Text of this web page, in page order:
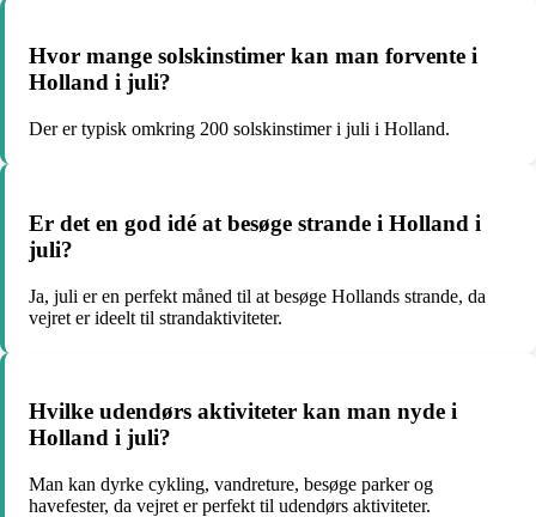
Hvor mange solskinstimer kan man forvente i
Holland i juli?
Der er typisk omkring 200 solskinstimer i juli i Holland.
Er det en god idé at besøge strande i Holland i
juli?
Ja, juli er en perfekt måned til at besøge Hollands strande, da
vejret er ideelt til strandaktiviteter.
Hvilke udendørs aktiviteter kan man nyde i
Holland i juli?
Man kan dyrke cykling, vandreture, besøge parker og
havefester, da vejret er perfekt til udendørs aktiviteter.